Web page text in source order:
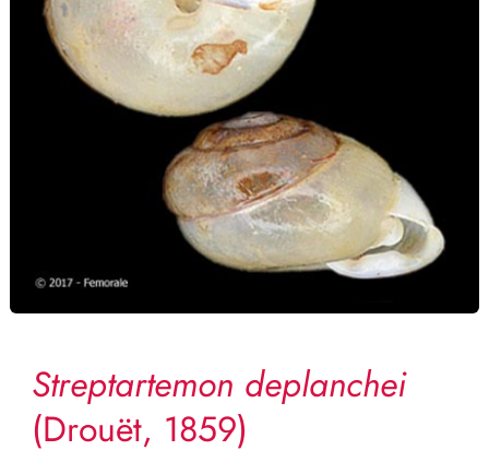
Streptartemon deplanchei
(Drouët, 1859)